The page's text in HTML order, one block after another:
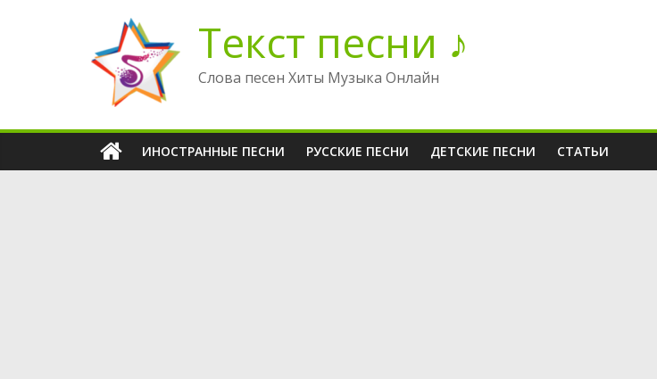
содержимому
Текст песни ♪
Слова песен Хиты Музыка Онлайн
ИНОСТРАННЫЕ ПЕСНИ РУССКИЕ ПЕСНИ ДЕТСКИЕ ПЕСНИ СТАТЬИ